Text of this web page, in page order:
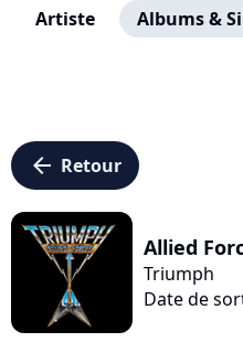
Artiste Albums &
arrow_left Retour
Allied
Triumph
Date de